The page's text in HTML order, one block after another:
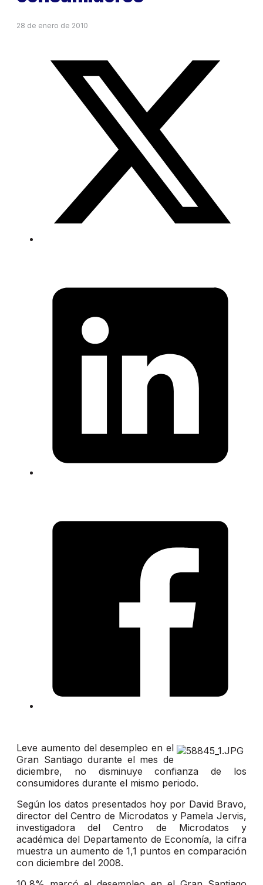
28 de enero de 2010
Leve aumento del desempleo en el
Gran Santiago durante el mes de
diciembre, no disminuye confianza de los
consumidores durante el mismo periodo.
Según los datos presentados hoy por David Bravo,
director del Centro de Microdatos y Pamela Jervis,
investigadora del Centro de Microdatos y
académica del Departamento de Economía, la cifra
muestra un aumento de 1,1 puntos en comparación
con diciembre del 2008.